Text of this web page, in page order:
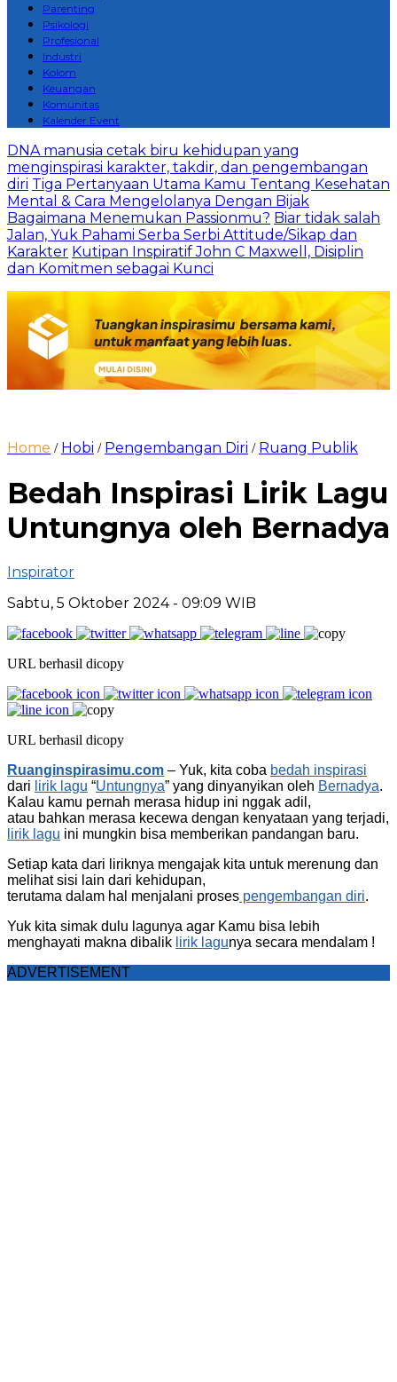
Parenting
Psikologi
Profesional
Industri
Kolom
Keuangan
Komunitas
Kalender Event
DNA manusia cetak biru kehidupan yang
menginspirasi karakter, takdir, dan pengembangan
diri Tiga Pertanyaan Utama Kamu Tentang Kesehatan
Mental & Cara Mengelolanya Dengan Bijak
Bagaimana Menemukan Passionmu? Biar tidak salah
Jalan, Yuk Pahami Serba Serbi Attitude/Sikap dan
Karakter Kutipan Inspiratif John C Maxwell, Disiplin
dan Komitmen sebagai Kunci
Home / Hobi / Pengembangan Diri / Ruang Publik
Bedah Inspirasi Lirik Lagu
Untungnya oleh Bernadya
Inspirator
Sabtu, 5 Oktober 2024 - 09:09 WIB
URL berhasil dicopy
URL berhasil dicopy
Ruanginspirasimu.com – Yuk, kita coba bedah inspirasi
dari lirik lagu “Untungnya” yang dinyanyikan oleh Bernadya.
Kalau kamu pernah merasa hidup ini nggak adil,
atau bahkan merasa kecewa dengan kenyataan yang terjadi,
lirik lagu ini mungkin bisa memberikan pandangan baru.
Setiap kata dari liriknya mengajak kita untuk merenung dan
melihat sisi lain dari kehidupan,
terutama dalam hal menjalani proses pengembangan diri.
Yuk kita simak dulu lagunya agar Kamu bisa lebih
menghayati makna dibalik lirik lagunya secara mendalam !
ADVERTISEMENT